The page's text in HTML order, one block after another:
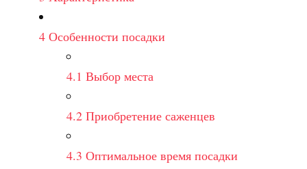
4 Особенности посадки
4.1 Выбор места
4.2 Приобретение саженцев
4.3 Оптимальное время посадки